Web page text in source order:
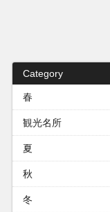
Category
春
観光名所
夏
秋
冬